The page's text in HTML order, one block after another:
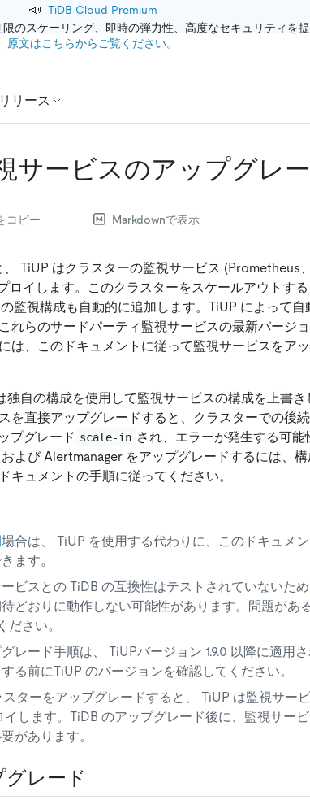
📣 TiDB Cloud Premium
のスケーリング、即時の弾力性、高度なセキュリティを
原文はこちらからご覧ください。
リリース
サービスのアップグレ
コピー Markdownで表示
TiUP はクラスターの監視サービス (Prometheus
ロイします。このクラスターをスケールアウトす
監視構成も自動的に追加します。TiUP によって自
れらのサードパーティ監視サービスの最新バージ
は、このドキュメントに従って監視サービスをア
独自の構成を使用して監視サービスの構成を上書
を直接アップグレードすると、クラスターでの後
プグレード scale-in され、エラーが発生する可能
および Alertmanager をアップグレードするには、
キュメントの手順に従ってください。
場合は、 TiUP を使用する代わりに、このドキュメ
ます。
ビスとの TiDB の互換性はテストされていないた
どおりに動作しない可能性があります。問題があ
ださい。
レード手順は、 TiUPバージョン 1.9.0 以降に適用
る前にTiUP のバージョンを確認してください。
ターをアップグレードすると、 TiUP は監視サー
します。TiDB のアップグレード後に、監視サー
があります。
レード